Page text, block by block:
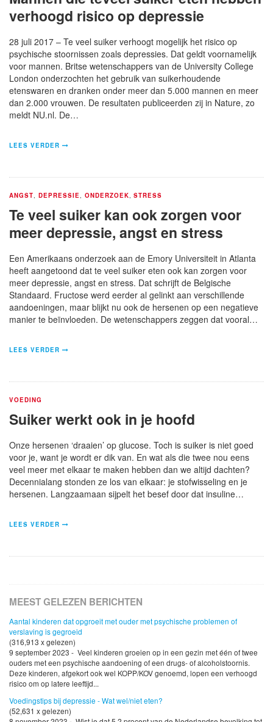
verhoogd risico op depressie
28 juli 2017 – Te veel suiker verhoogt mogelijk het risico op
psychische stoornissen zoals depressies. Dat geldt voornamelijk
voor mannen. Britse wetenschappers van de University College
London onderzochten het gebruik van suikerhoudende
etenswaren en dranken onder meer dan 5.000 mannen en meer
dan 2.000 vrouwen. De resultaten publiceerden zij in Nature, zo
meldt NU.nl. De…
LEES VERDER
ANGST DEPRESSIE ONDERZOEK ,STRESS
Te veel suiker kan ook zorgen voor
meer depressie, angst en stress
Een Amerikaans onderzoek aan de Emory Universiteit in Atlanta
heeft aangetoond dat te veel suiker eten ook kan zorgen voor
meer depressie, angst en stress. Dat schrijft de Belgische
Standaard. Fructose werd eerder al gelinkt aan verschillende
aandoeningen, maar blijkt nu ook de hersenen op een negatieve
manier te beïnvloeden. De wetenschappers zeggen dat vooral…
LEES VERDER
VOEDING
Suiker werkt ook in je hoofd
Onze hersenen ‘draaien’ op glucose. Toch is suiker is niet goed
voor je, want je wordt er dik van. En wat als die twee nou eens
veel meer met elkaar te maken hebben dan we altijd dachten?
Decennialang stonden ze los van elkaar: je stofwisseling en je
hersenen. Langzaamaan sijpelt het besef door dat insuline…
LEES VERDER
MEEST GELEZEN BERICHTEN
Aantal kinderen dat opgroeit met ouder met psychische problemen of
verslaving is gegroeid
(316,913 x gelezen)
9 september 2023 - Veel kinderen groeien op in een gezin met één of twee
ouders met een psychische aandoening of een drugs- of alcoholstoornis.
Deze kinderen, afgekort ook wel KOPP/KOV genoemd, lopen een verhoogd
risico om op latere leeftijd...
Voedingstips bij depressie - Wat wel/niet eten?
(52,631 x gelezen)